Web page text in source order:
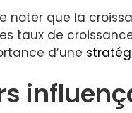
noter que la
taux de
d’une